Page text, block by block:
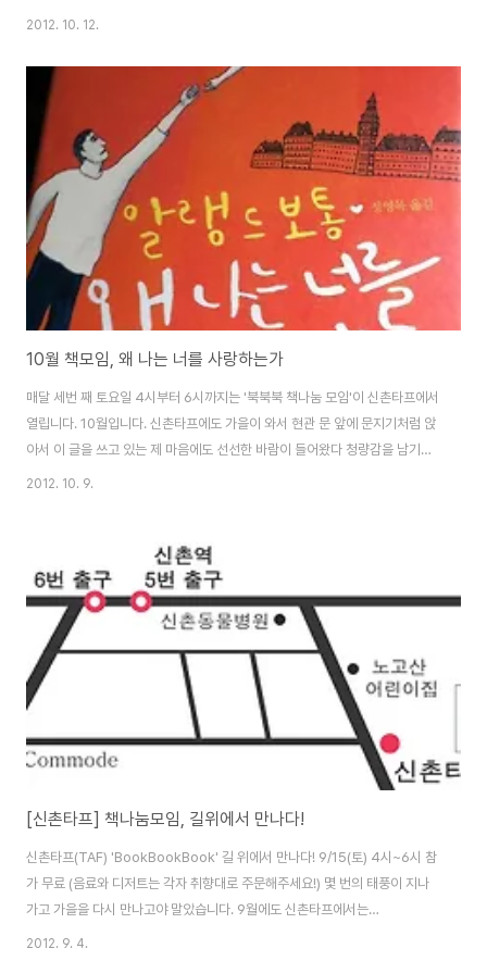
감상을 공유하려고 합니다. 경제와 정치 그리고 자기계발과 같은 생활에 직접
에서 가치를 찾아가는 데에도 몰두해야 우리의 생활에 활력이 생기지 않을까
합니다 이곳을 통해 각자 생각하는 좋은 책들을 나누고 그 경험을 나누면서 미
처 알지 못했던 지혜로움과 감성충만이라는 행복을 함께했으면 좋겠습니다. 추
후 오프라인 모임이나 콘텐츠를 묶어 하나의 책으로도 엮어나가볼 예정입니다.
뿐만 아니라 마음북의 다양한 활동에..
2012. 10. 12.
10월 책모임, 왜 나는 너를 사랑하는가
매달 세번 째 토요일 4시부터 6시까지는 '북북북 책나눔 모임'이 신촌타프에서
열립니다. 10월입니다. 신촌타프에도 가을이 와서 현관 문 앞에 문지기처럼 앉
아서 이 글을 쓰고 있는 제 마음에도 선선한 바람이 들어왔다 청량감을 남기가
나갑니다. 며칠 전에 다녀가신 고운기 선생님의 자상한 미소가 채 흩어지지 않
는 남자 여자 모두 모여 '사랑'을 주제로 이야기합니다. 솔직히 사랑이라는 건
누구나 하고 싶고 하고 있고 하게 될것기에 말로 글로 하는 것은 오히려 수줍음
을 타게 되는 것 같습니다. 그런데 알랭드 보통은 그 사랑을 참으로 진솔하고 아
무렇지 않은 ..
2012. 10. 9.
[신촌타프] 책나눔모임, 길위에서 만나다!
신촌타프(TAF) 'BookBookBook' 길 위에서 만나다! 9/15(토) 4시~6시 참
가 무료 (음료와 디저트는 각자 취향대로 주문해주세요!) 몇 번의 태풍이 지나
가고 가을을 다시 만나고야 말았습니다. 9월에도 신촌타프에서는
BookBookBook 책 나눔 모임을 진행합니다. 신촌타프는 기쁘게 웃고, 친근
2012. 9. 4.